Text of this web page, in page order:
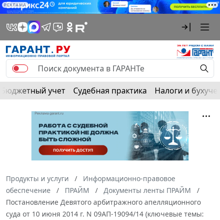
РЕКЛАМА
Бюджетный учет Судебная практика Налоги и
Продукты и услуги
Информационно-правовое
обеспечение
ПРАЙМ
Документы ленты ПРАЙМ
Постановление Девятого арбитражного апелляционного
суда от 10 июня 2014 г. N 09АП-19094/14 (ключевые темы: